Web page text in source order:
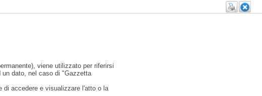
viene utilizzato per riferirsi
un dato, nel caso di "Gazzetta
di accedere e visualizzare l'atto o la